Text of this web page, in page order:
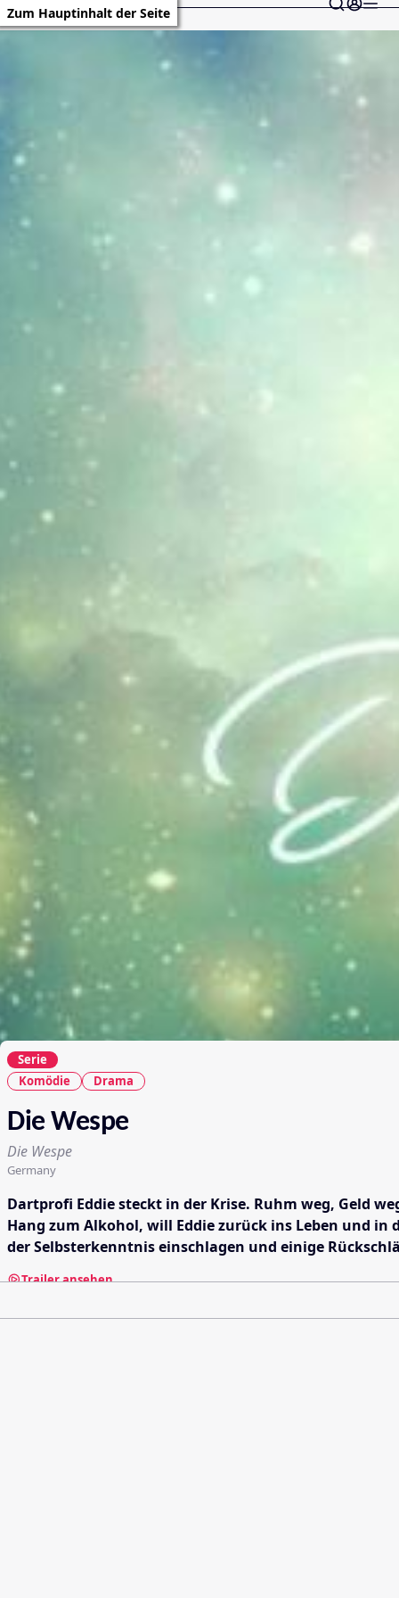
Zum Hauptinhalt der Seite
Serie
Komödie
Drama
Die Wespe
Die Wespe
Germany
Dartprofi Eddie steckt in der Krise. Ruhm weg, Geld
Hang zum Alkohol, will Eddie zurück ins Leben und in
der Selbsterkenntnis einschlagen und einige
Trailer ansehen